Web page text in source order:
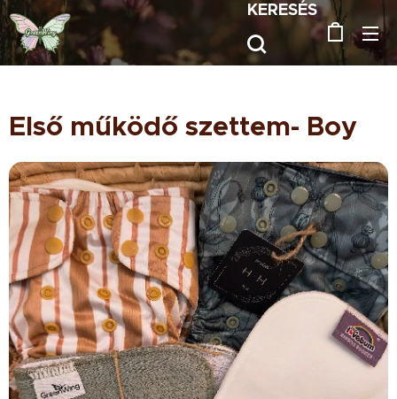
KERESÉS
Első működő szettem- Boy